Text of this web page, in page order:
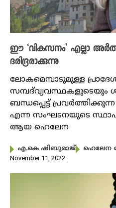
ഈ ‘വികസനം’ എല്ലാ
ദരിദ്രരാക്കുന്നു
ലോകമെമ്പാടുമുള്ള
സമ്പദ്‌വ്യവസ്ഥകളുടെയും
ബന്ധപ്പെട്ട്
എന്ന സംഘടനയുടെ
ആയ ഹെലേന
എ.കെ ഷിബുരാജ്
November 11, 2022